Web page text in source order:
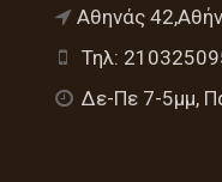
Αθηνάς
Τηλ:
Δε-Πε 7-5μμ,